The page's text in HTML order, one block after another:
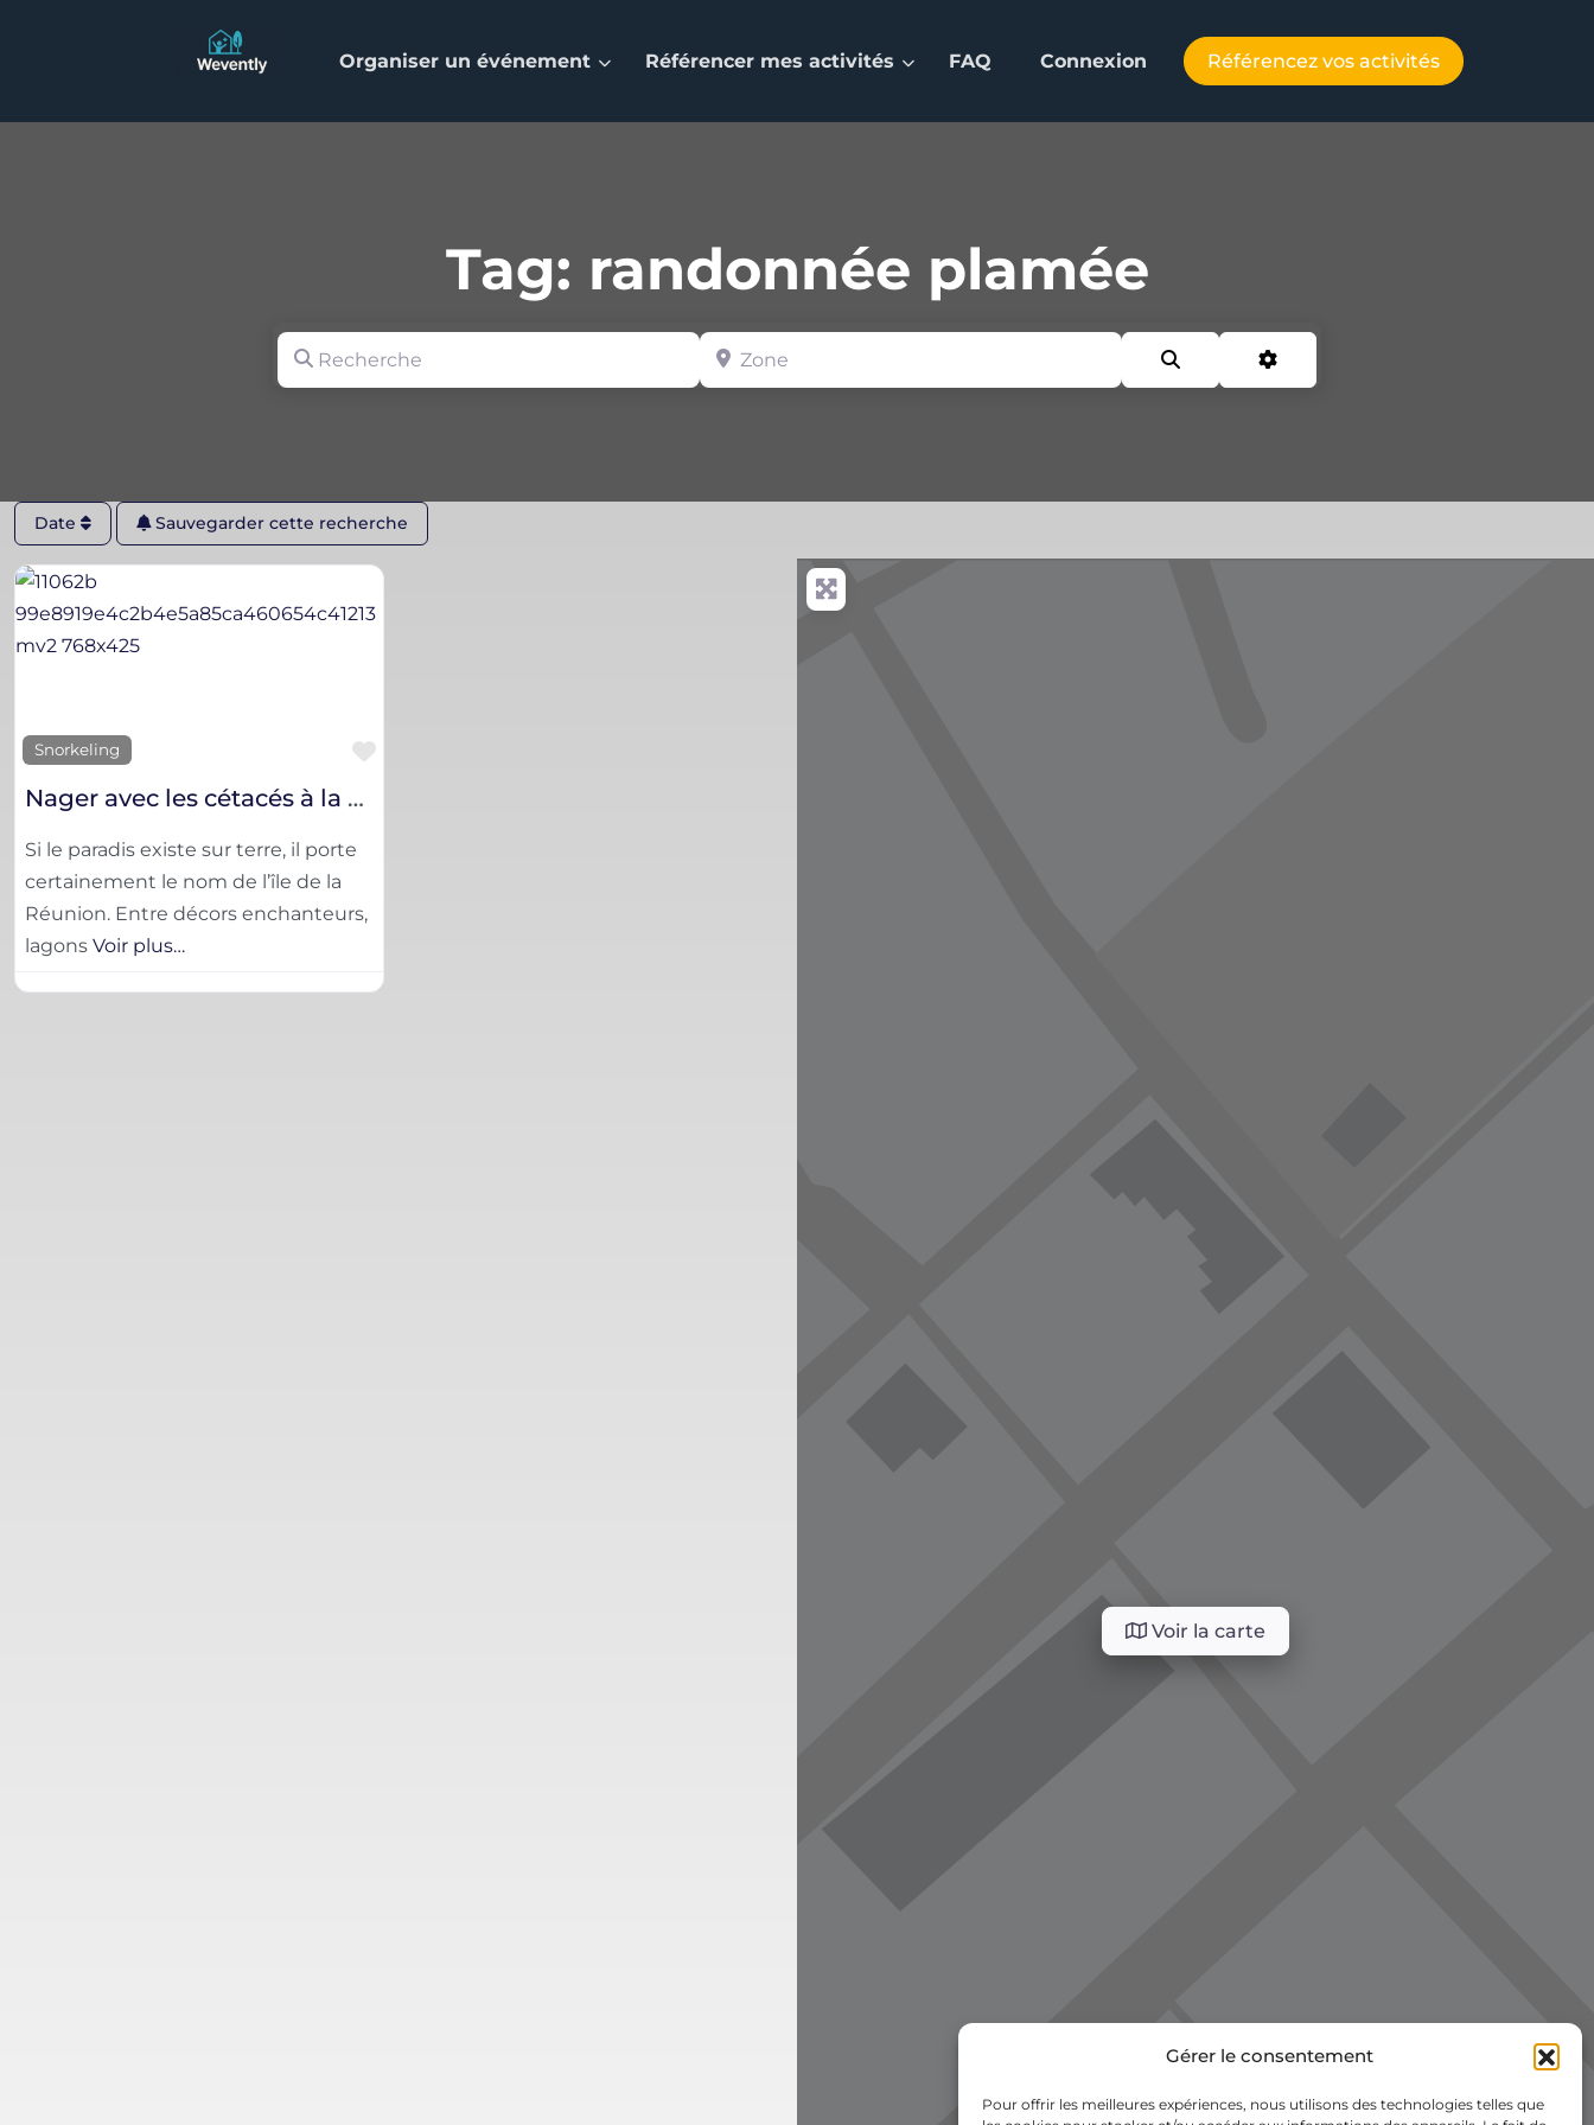
Gérer le consentement
Pour offrir les meilleures expériences, nous utilisons des technologies telles que
Organiser un événement Référencer mes activités FAQ Connexion Référencez vos activités
Tag: randonnée plamée
Recherche Zone Advanced Filters
Date Sauvegarder cette recherche
Snorkeling
Favorite
Nager avec les cétacés à la Réunion
Si le paradis existe sur terre, il porte
certainement le nom de l’île de la
Réunion. Entre décors enchanteurs,
lagons Voir plus…
Voir la carte